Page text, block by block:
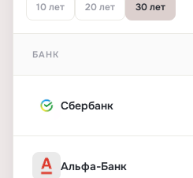
10 лет 20 лет 30 лет
БАНК
Сбербанк
Альфа-Банк